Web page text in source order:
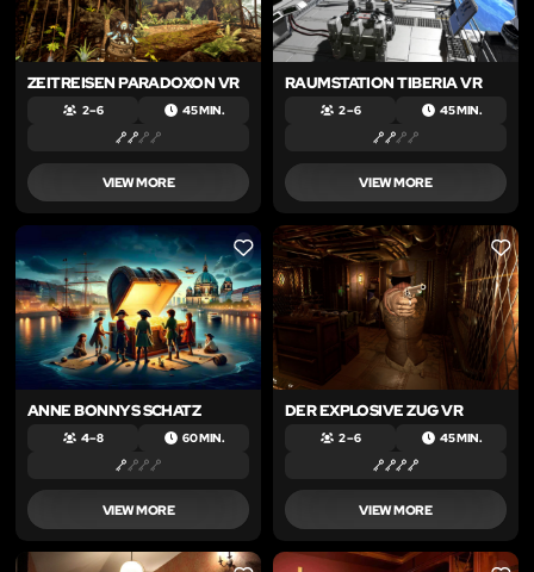
ZEITREISEN PARADOXON VR
2 – 6 45 MIN.
VIEW MORE
RAUMSTATION TIBERIA VR
2 – 6 45 MIN.
VIEW MORE
LIKE
ANNE BONNYS SCHATZ
4 – 8 60 MIN.
VIEW MORE
LIKE
DER EXPLOSIVE ZUG VR
2 – 6 45 MIN.
VIEW MORE